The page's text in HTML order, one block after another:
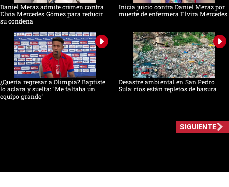
Daniel Meraz admite crimen contra
Elvia Mercedes Gómez para reducir
su condena
Inicia juicio contra Daniel Meraz por
muerte de enfermera Elvira Mercedes
¿Quería regresar a Olimpia? Baptiste
lo aclara y suelta: "Me faltaba un
equipo grande"
Desastre ambiental en San Pedro
Sula: ríos están repletos de basura
SIGUIENTE